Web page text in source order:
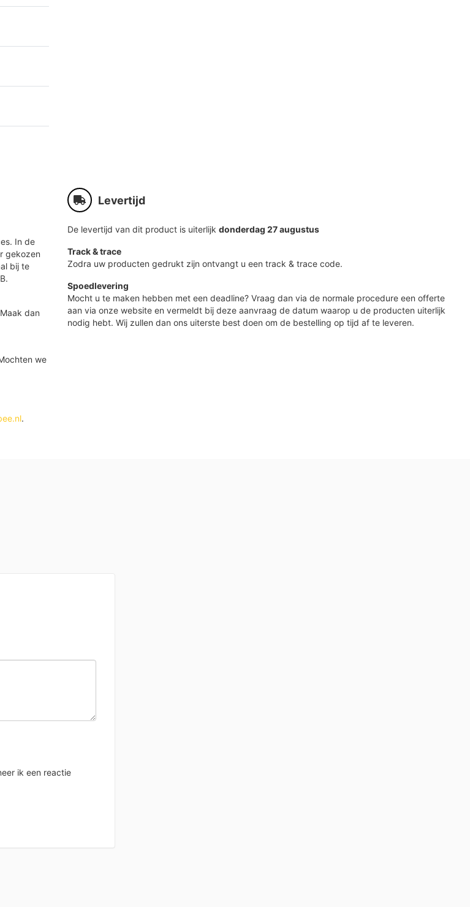
In de
gekozen
bij te
dan
we
.
Levertijd
De levertijd van dit product is uiterlijk donderdag 27 augustus
Track & trace
Zodra uw producten gedrukt zijn ontvangt u een track & trace code.
Spoedlevering
Mocht u te maken hebben met een deadline? Vraag dan via de normale procedure een offerte
aan via onze website en vermeldt bij deze aanvraag de datum waarop u de producten uiterlijk
nodig hebt. Wij zullen dan ons uiterste best doen om de bestelling op tijd af te leveren.
ik een reactie